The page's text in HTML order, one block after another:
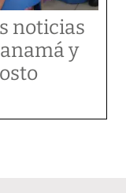
noticias
y